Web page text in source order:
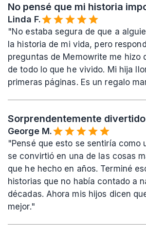
No pensé que mi historia
Linda F.
"No estaba segura de que a
la historia de mi vida, pero
preguntas de Memowrite me hizo
de todo lo que he vivido. Mi hija
primeras páginas. Es un regalo
Sorprendentemente
George M.
"Pensé que esto se sentiría como
se convirtió en una de las cosas
que he hecho en años. Terminé
historias que no había contado a
décadas. Ahora mis hijos dicen
mejor."